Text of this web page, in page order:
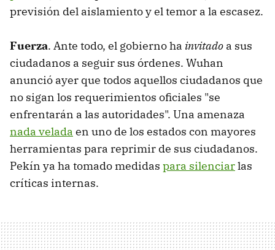
previsión del aislamiento y el temor a la escasez.
Fuerza. Ante todo, el gobierno ha invitado a sus
ciudadanos a seguir sus órdenes. Wuhan
anunció ayer que todos aquellos ciudadanos que
no sigan los requerimientos oficiales "se
enfrentarán a las autoridades". Una amenaza
nada velada en uno de los estados con mayores
herramientas para reprimir de sus ciudadanos.
Pekín ya ha tomado medidas para silenciarlas
críticas internas.